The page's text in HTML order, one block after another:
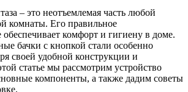
– это неотъемлемая часть любой
комнаты. Его правильное
комфорт и гигиену в доме.
бачки с кнопкой стали особенно
своей удобной конструкции и
статье мы рассмотрим устройство
компоненты, а также дадим советы